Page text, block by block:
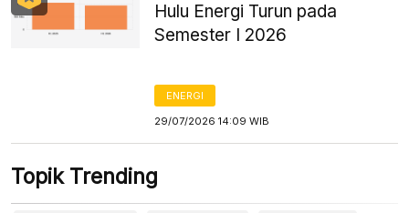
Hulu Energi Turun pada
Semester I 2026
ENERGI
29/07/2026 14:09 WIB
Topik Trending